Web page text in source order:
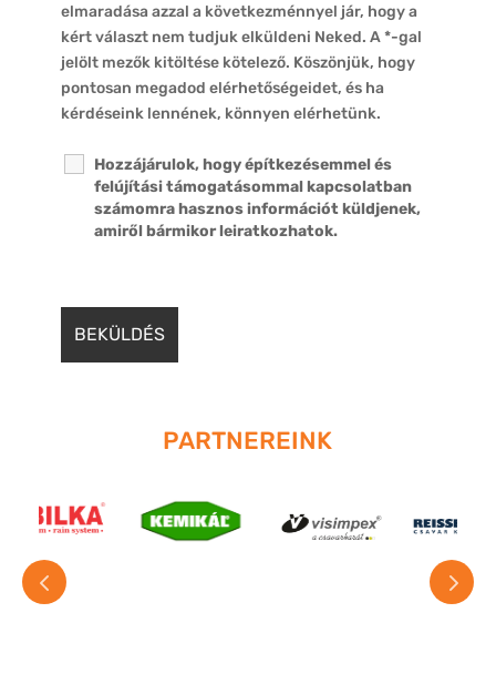
elmaradása azzal a következménnyel jár, hogy a
kért választ nem tudjuk elküldeni Neked. A *-gal
jelölt mezők kitöltése kötelező. Köszönjük, hogy
pontosan megadod elérhetőségeidet, és ha
kérdéseink lennének, könnyen elérhetünk.
Hozzájárulok, hogy építkezésemmel és
felújítási támogatásommal kapcsolatban
számomra hasznos információt küldjenek,
amiről bármikor leiratkozhatok.
PARTNEREINK